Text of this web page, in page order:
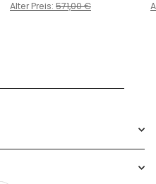
DAVIDSON - ROAD KING
Alter Preis: 571,00 €